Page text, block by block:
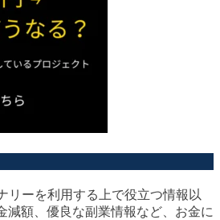
リーを利用する上で役立つ情報以
減額、優良な副業情報など、お金に